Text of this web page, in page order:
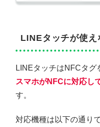
LINEタッチが使え
LINEタッチはNFCタグ
スマホがNFCに対応し
す。
対応機種は以下の通りで